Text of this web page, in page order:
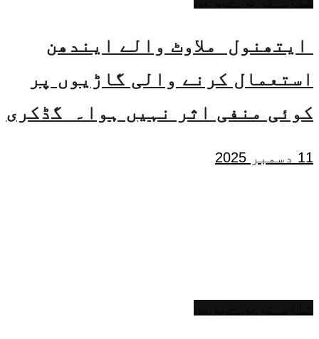
ایتھنول ملاوٹ والے ایندھن
استعمال کرنے والی گاڑیوں پر
کوئی منفی اثر نہیں ہوا۔ گڈکری
11 دسمبر 2025